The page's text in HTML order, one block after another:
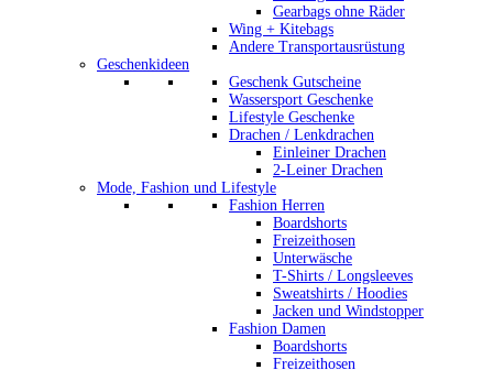
Gearbags ohne Räder
Wing + Kitebags
Andere Transportausrüstung
Geschenkideen
Geschenk Gutscheine
Wassersport Geschenke
Lifestyle Geschenke
Drachen / Lenkdrachen
Einleiner Drachen
2-Leiner Drachen
Mode, Fashion und Lifestyle
Fashion Herren
Boardshorts
Freizeithosen
Unterwäsche
T-Shirts / Longsleeves
Sweatshirts / Hoodies
Jacken und Windstopper
Fashion Damen
Boardshorts
Freizeithosen